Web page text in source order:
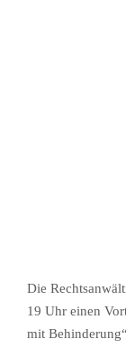
Die
19 Uhr einen
mit